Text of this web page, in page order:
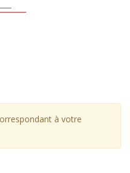
à votre